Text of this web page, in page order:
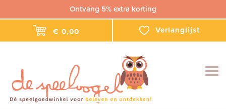
Ontvang 5% extra korting
€ 0,00 Verlanglijst